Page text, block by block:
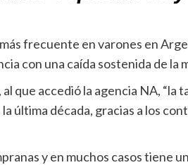
frecuente en varones en
con una caída sostenida de la
, al que accedió la agencia NA, “la
última década, gracias a los
y en muchos casos tiene